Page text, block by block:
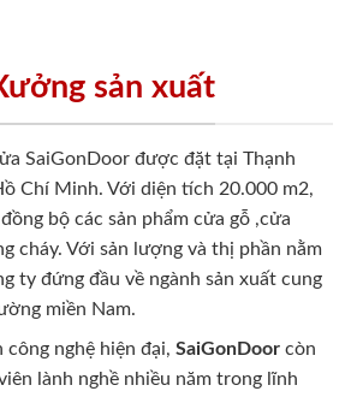
sản xuất
SaiGonDoor được đặt tại Thạnh
Chí Minh. Với diện tích 20.000 m2,
bộ các sản phẩm cửa gỗ ,cửa
cháy. Với sản lượng và thị phần nằm
ty đứng đầu về ngành sản xuất cung
miền Nam.
công nghệ hiện đại, SaiGonDoor còn
lành nghề nhiều năm trong lĩnh